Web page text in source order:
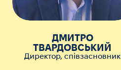
ДМИТРО
ТВАРДОВСЬКИЙ
Директор, співзасновник